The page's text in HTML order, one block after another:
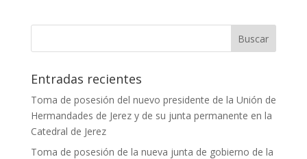
Entradas recientes
Toma de posesión del nuevo presidente de la Unión de
Hermandades de Jerez y de su junta permanente en la
Catedral de Jerez
Toma de posesión de la nueva junta de gobierno de la